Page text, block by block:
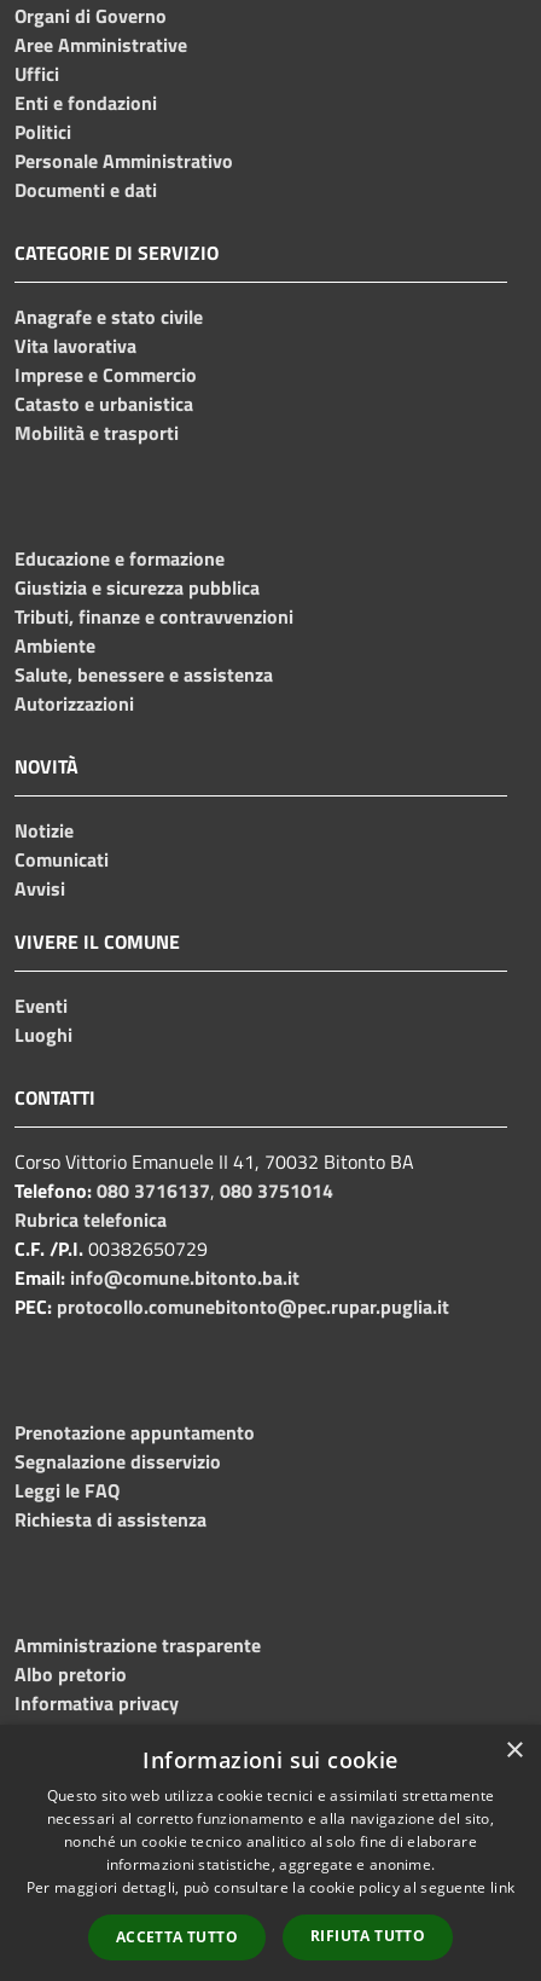
Organi di Governo
Aree Amministrative
Uffici
Enti e fondazioni
Politici
Personale Amministrativo
Documenti e dati
CATEGORIE DI SERVIZIO
Anagrafe e stato civile
Vita lavorativa
Imprese e Commercio
Catasto e urbanistica
Mobilità e trasporti
Educazione e formazione
Giustizia e sicurezza pubblica
Tributi, finanze e contravvenzioni
Ambiente
Salute, benessere e assistenza
Autorizzazioni
NOVITÀ
Notizie
Comunicati
Avvisi
VIVERE IL COMUNE
Eventi
Luoghi
CONTATTI
Corso Vittorio Emanuele II 41, 70032 Bitonto BA
Telefono:080 3716137, 080 3751014
Rubrica telefonica
C.F. /P.I.00382650729
Email: info@comune.bitonto.ba.it
PEC: protocollo.comunebitonto@pec.rupar.puglia.it
Prenotazione appuntamento
Segnalazione disservizio
Leggi le FAQ
Richiesta di assistenza
Amministrazione trasparente
Albo pretorio
Informativa privacy
Dichiarazione di accessibilità Meccanismo di feedback
RSS
Accessibilità
Copyright © 2026 • Comune di
Municipium•
Accesso
redazione
×
Informazioni sui cookie
Questo sito web utilizza cookie tecnici e assimilati strettamente
necessari al corretto funzionamento e alla navigazione del sito,
nonché un cookie tecnico analitico al solo fine di elaborare
informazioni statistiche, aggregate e anonime.
Per maggiori dettagli, può consultare la cookie policy al seguente link
ACCETTA TUTTO RIFIUTA TUTTO